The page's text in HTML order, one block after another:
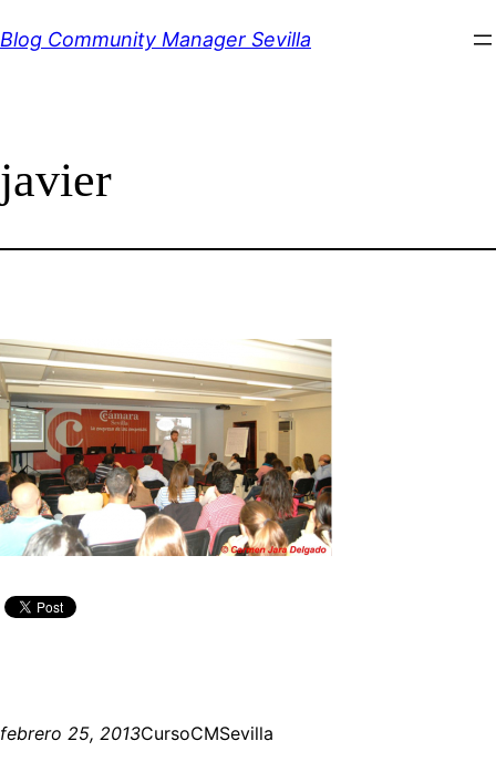
al
Blog Community Manager Sevilla
javier
febrero 25, 2013CursoCMSevilla